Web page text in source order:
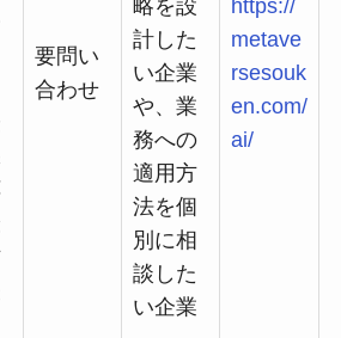
要問い
合わせ
略を設
計した
い企業
や、業
務への
適用方
法を個
別に相
談した
い企業
https://
metave
rsesouk
en.com/
ai/